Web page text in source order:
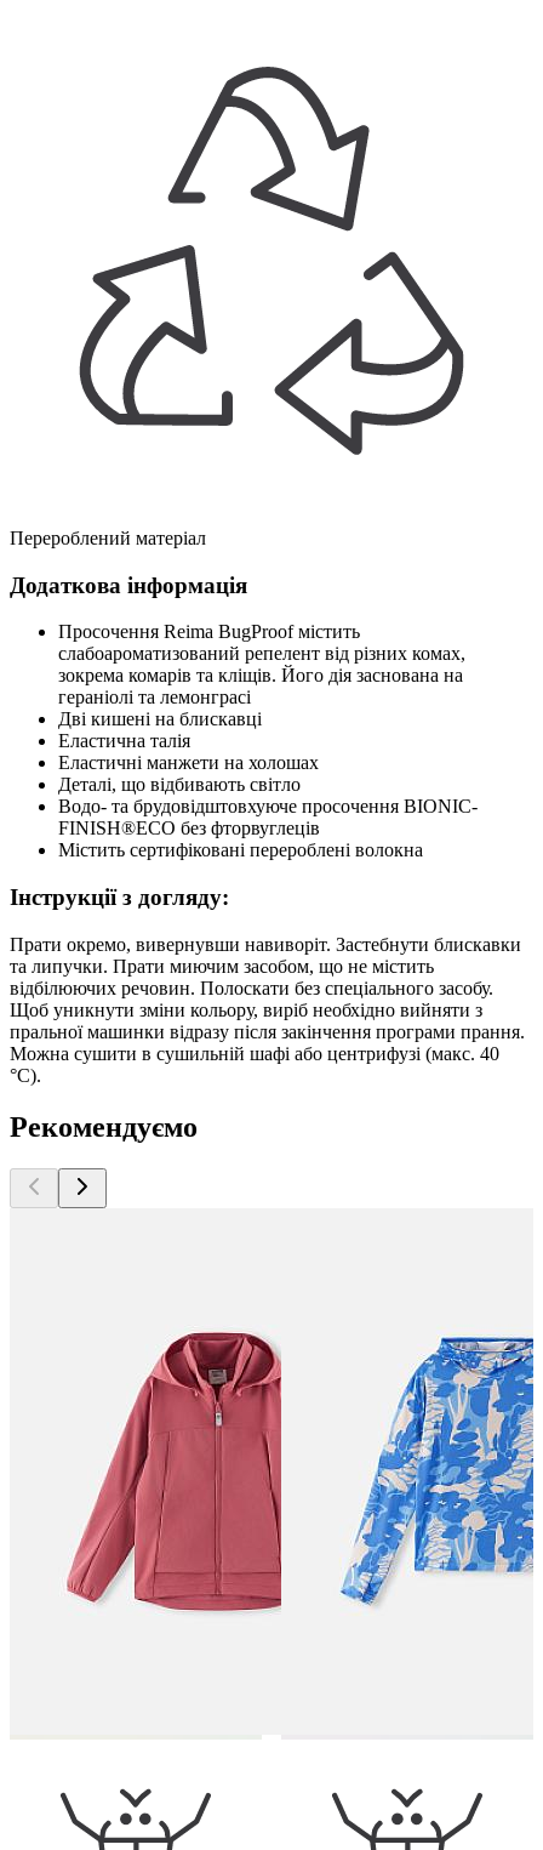
Перероблений матеріал
Додаткова інформація
Просочення Reima BugProof містить
слабоароматизований репелент від різних комах,
зокрема комарів та кліщів. Його дія заснована на
гераніолі та лемонграсі
Дві кишені на блискавці
Еластична талія
Еластичні манжети на холошах
Деталі, що відбивають світло
Водо- та брудовідштовхуюче просочення BIONIC-
FINISH®ECO без фторвуглеців
Містить сертифіковані перероблені волокна
Інструкції з догляду:
Прати окремо, вивернувши навиворіт. Застебнути блискавки
та липучки. Прати миючим засобом, що не містить
відбілюючих речовин. Полоскати без спеціального засобу.
Щоб уникнути зміни кольору, виріб необхідно вийняти з
пральної машинки відразу після закінчення програми прання.
Можна сушити в сушильній шафі або центрифузі (макс. 40
°C).
Рекомендуємо